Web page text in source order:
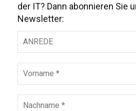
der IT? Dann abonnieren Sie
Newsletter: